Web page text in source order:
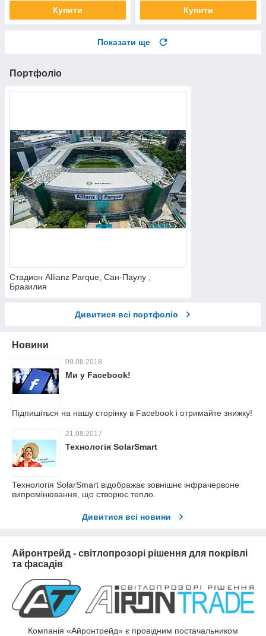
Купити Купити
Показати ще
Портфоліо
Стадион Allianz Parque, Сан-Паулу ,
Бразилия
Дивитися всі портфоліо
Новини
09.08.2018
Ми у Facebook!
Підпишіться на нашу сторінку в Facebook і отримайте знижку!
21.08.2017
Технологія SolarSmart
Технологія SolarSmart відображає зовнішнє інфрачервоне
випромінювання, що створює тепло.
Дивитися всі новини
Айронтрейд - світлопрозорі рішення для покрівлі
та фасадів
Компанія «Айронтрейд» є провідним постачальником